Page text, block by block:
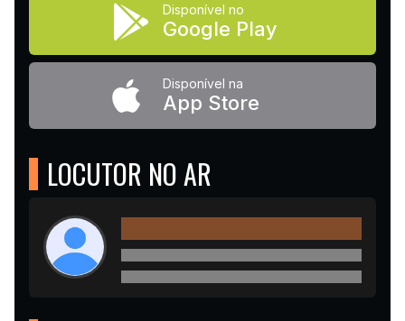
Disponível no
Google Play
Disponível na
App Store
LOCUTOR NO AR